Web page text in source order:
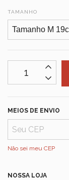
TAMANHO
MEIOS DE ENVIO
Não sei meu CEP
NOSSA LOJA